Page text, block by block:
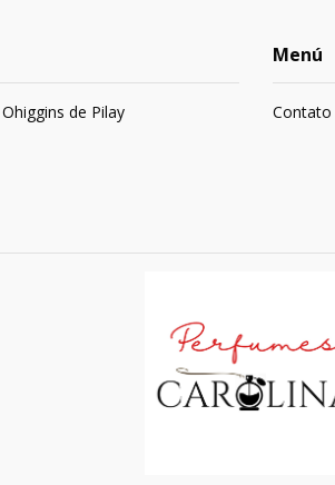
de Pilay
Menú
Contato